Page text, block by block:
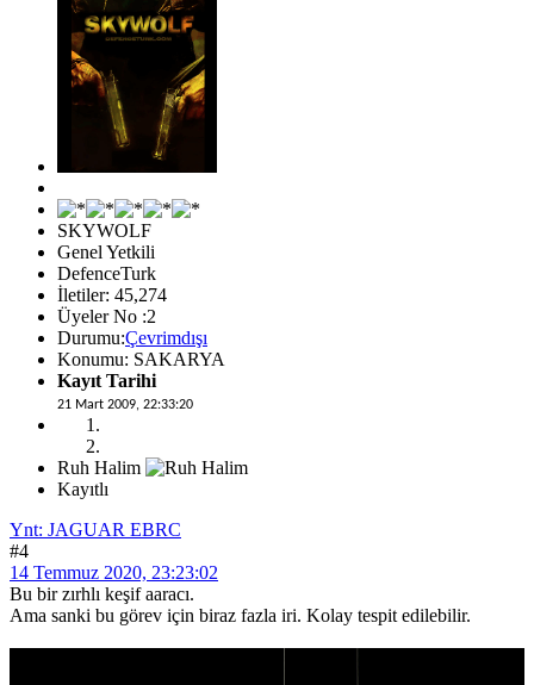
SKYWOLF
Genel Yetkili
DefenceTurk
İletiler: 45,274
Üyeler No :2
Durumu:Çevrimdışı
Konumu: SAKARYA
Kayıt Tarihi
21 Mart 2009, 22:33:20
Ruh Halim
Kayıtlı
Ynt: JAGUAR EBRC
#4
14 Temmuz 2020, 23:23:02
Bu bir zırhlı keşif aaracı.
Ama sanki bu görev için biraz fazla iri. Kolay tespit edilebilir.